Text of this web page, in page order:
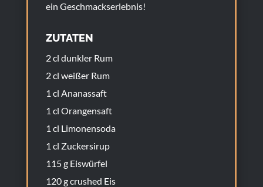
ein Geschmackserlebnis!
ZUTATEN
2 cl dunkler Rum
2 cl weißer Rum
1 cl Ananassaft
1 cl Orangensaft
1 cl Limonensoda
1 cl Zuckersirup
115 g Eiswürfel
120 g crushed Eis